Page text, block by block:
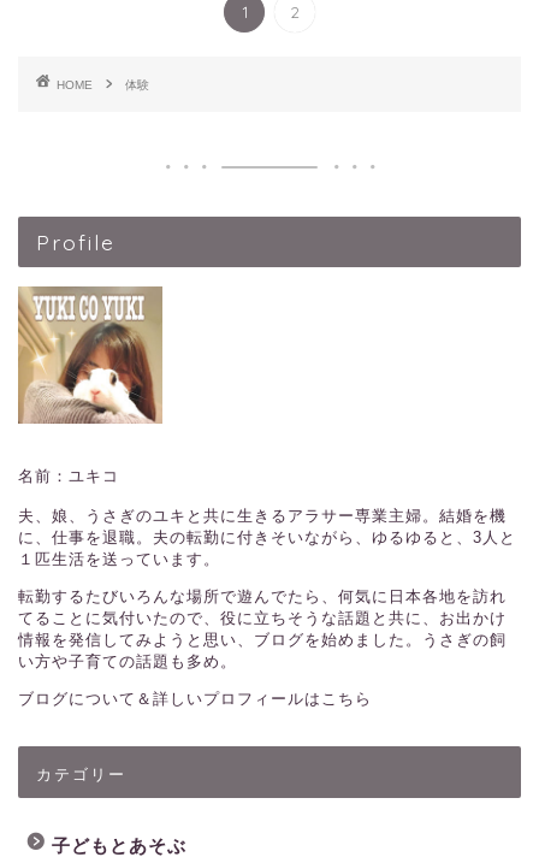
1 2
HOME 体験
Profile
名前：ユキコ
夫、娘、うさぎのユキと共に生きるアラサー専業主婦。結婚を機
に、仕事を退職。夫の転勤に付きそいながら、ゆるゆると、3人と
１匹生活を送っています。
転勤するたびいろんな場所で遊んでたら、何気に日本各地を訪れ
てることに気付いたので、役に立ちそうな話題と共に、お出かけ
情報を発信してみようと思い、ブログを始めました。うさぎの飼
い方や子育ての話題も多め。
ブログについて＆詳しいプロフィールはこちら
カテゴリー
子どもとあそぶ